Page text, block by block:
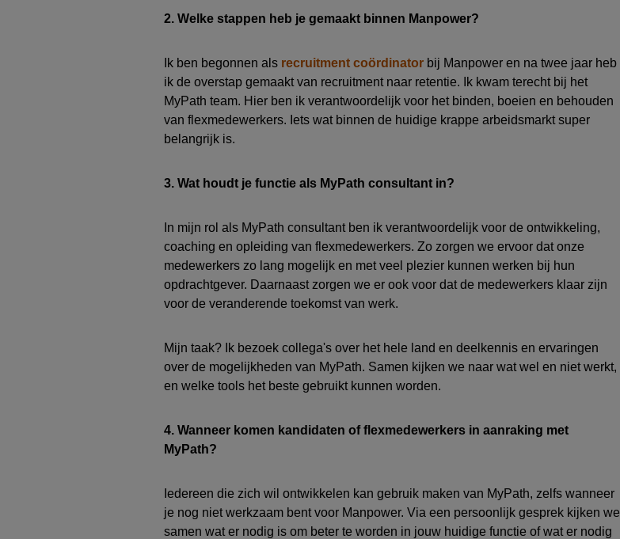
2. Welke stappen heb je gemaakt binnen Manpower?
Ik ben begonnen als recruitment coördinator bij Manpower en na twee jaar heb
ik de overstap gemaaktvan recruitment naar retentie. Ik kwam terecht bij het
MyPath team. Hier ben ik verantwoordelijk voor het binden, boeien en behouden
van flexmedewerkers. ets wat binnen de huidige krappe arbeidsmarktsuper
belangrijk is.
3. Wat houdt je functie als MyPath consultant in?
In mijn rol als MyPath consultant ben ik verantwoordelijk voor de ontwikkeling,
coaching en opleiding van flexmedewerkers. Zo zorgen we ervoor datonze
medewerkers zo lang mogelijk en metveel plezier kunnen werken bij hun
opdrachtgever. Daarnaastzorgen we er ook voor dat de medewerkers klaar zijn
voor de veranderende toekomstvan werk.
Mijn taak? Ik bezoek collega's over het hele land en deel kennis en ervaringen
over de mogelijkheden van MyPath. Samen kijken we naar wat wel en niet werkt,
en welke tools het beste gebruikt kunnen worden.
4. Wanneer komen kandidaten offlexmedewerkers in aanraking met
MyPath?
Iedereen die zich wil ontwikkelen kan gebruik maken van MyPath, zelfs wanneer
je nog niet werkzaam bent voor Manpower. Via een persoonlijk gesprek kijken we
samen water nodig is om beter te worden in jouw huidige functie of wat er nodig